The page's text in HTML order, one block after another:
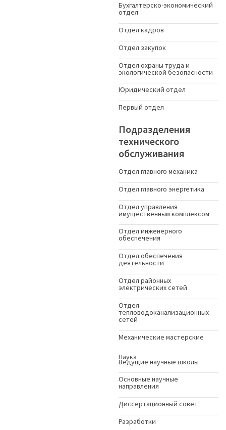
Бухгалтерско-экономический
отдел
Отдел кадров
Отдел закупок
Отдел охраны труда и
экологической безопасности
Юридический отдел
Первый отдел
Подразделения
технического
обслуживания
Отдел главного механика
Отдел главного энергетика
Отдел управления
имущественным комплексом
Отдел инженерного
обеспечения
Отдел обеспечения
деятельности
Отдел районных
электрических сетей
Отдел
тепловодоканализационных
сетей
Механические мастерские
Наука
Ведущие научные школы
Основные научные
направления
Диссертационный совет
Разработки